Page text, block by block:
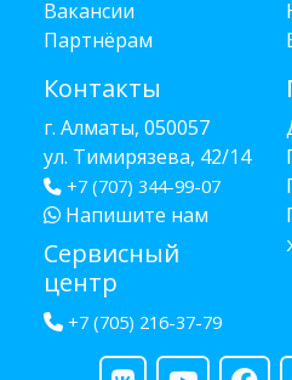
Вакансии
Партнёрам
Контакты
г. Алматы, 050057
ул. Тимирязева, 42/14
+7 (707) 344-99-07
Напишите нам
Сервисный
центр
+7 (705) 216-37-79